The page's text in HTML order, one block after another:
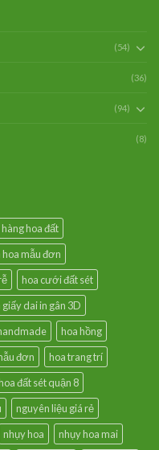
(54)
(36)
(94)
(8)
hoa đất
hoa mẫu đơn
hoa cưới đất sét
giấy dai in gân 3D
hoa hồng
đơn
hoa trang trí
đất sét quận 8
nguyên liệu giá rẻ
nhụy hoa nhụy hoa mai